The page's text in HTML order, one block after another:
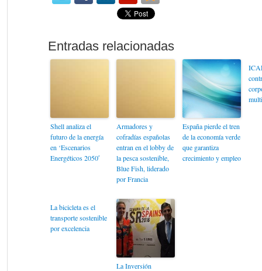
Shell analiza el
futuro de la energía
en ‘Escenarios
Energéticos 2050′
Armadores y
cofradías españolas
entran en el lobby de
la pesca sostenible,
Blue Fish, liderado
por Francia
España pierde el tren
de la economía verde
que garantiza
crecimiento y empleo
La bicicleta es el
transporte sostenible
por excelencia
La Inversión